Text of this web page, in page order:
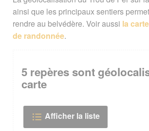
ainsi que les principaux sentiers
rendre au belvédère. Voir aussi la
de randonnée.
5repères sont
carte
Afficher la liste